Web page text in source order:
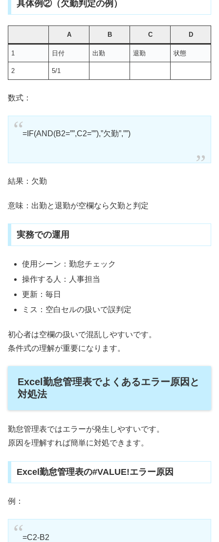
具体例②（欠勤判定の例）
A B C D
1 日付 出勤 退勤 状態
2 5/1
数式：
=IF(AND(B2=””,C2=””),”欠勤”,””)
結果：欠勤
意味：出勤と退勤が空欄なら欠勤と判定
実務での運用
使用シーン：勤怠チェック
操作する人：人事担当
更新：毎日
ミス：空白セルの扱いで誤判定
初心者は空欄の扱いで混乱しやすいです。
条件式の理解が重要になります。
Excel勤怠管理表でよくあるエラー原因と
対処法
勤怠管理表ではエラーが発生しやすいです。
原因を理解すれば簡単に対処できます。
Excel勤怠管理表の#VALUE!エラー原因
例：
=C2-B2